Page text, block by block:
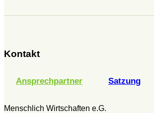
Kontakt
Ansprechpartner Satzung
Menschlich Wirtschaften e.G.